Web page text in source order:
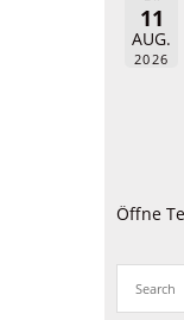
11
AUG.
2026
Öffne